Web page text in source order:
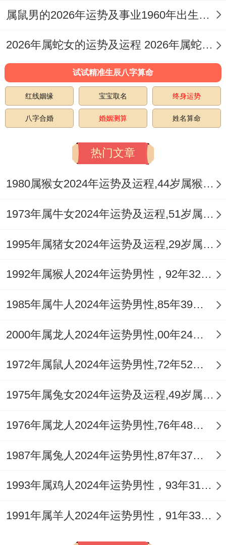
艾灸疗法...
运动方面，3月12日太阳合相海王星期间、
水上运动或许带来意外收获。
植多肉植物或参同陶艺工作坊进行压力疏
定身心频率.
3月关键：蝴蝶效应的起点,这个充满变数的
月份就像精密钟表，都的。都决定都兴许作
3月9日水星进入双鱼座后~直觉准确度提升
85%;适合进行战略性布局。
但需警惕3月14日火星同土星的四分相 兴许
教育行业的属兔天蝎座 - 3月22日春分前后
将迎来决定性考核机遇！建议利用3月16
展示专业素养...
这会儿在东南方位摆放绿色水晶矩阵;可增强
属鼠男的2026年运势及事业1960年出生的命运 属鼠男的2026婚姻
2026年属蛇女的运势及运程 2026年属蛇女全年运势及运程
试试精准生辰八字算命
红线姻缘 宝宝取名 终身运势
八字合婚 婚姻测算 姓名算命
热门文章
1980属猴女2024年运势及运程,44岁属猴人2024全年每月运势女性如何
1973年属牛女2024年运势及运程,51岁属牛人2024全年每月运势女性如何
1995年属猪女2024年运势及运程,29岁属猪人2024全年每月运势女性如何
1992年属猴人2024年运势男性，92年32岁属猴男2024年每月运程怎么样
1985年属牛人2024年运势男性,85年39岁属牛男2024年每月运程怎么样
2000年属龙人2024年运势男性,00年24岁属龙男2024年每月运程怎么样
1972年属鼠人2024年运势男性,72年52岁属鼠男2024年每月运程怎么样
1975年属兔女2024年运势及运程,49岁属兔人2024全年每月运势女性如何
1976年属龙人2024年运势男性,76年48岁属龙男2024年每月运程怎么样
1987年属兔人2024年运势男性,87年37岁属兔男2024年每月运程怎么样
1993年属鸡人2024年运势男性，93年31岁属鸡男2024年每月运程怎么样
1991年属羊人2024年运势男性，91年33岁属羊男2024年每月运程怎么样